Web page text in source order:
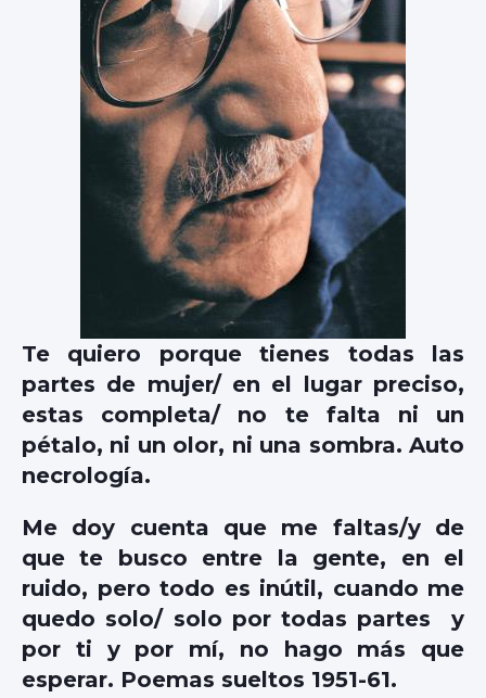
Te quiero porque tienes todas las
partes de mujer/ en el lugar preciso,
estas completa/ no te falta ni un
pétalo, ni un olor, ni una sombra. Auto
necrología.
Me doy cuenta que me faltas/y de
que te busco entre la gente, en el
ruido, pero todo es inútil, cuando me
quedo solo/ solo por todas partes y
por ti y por mí, no hago más que
esperar. Poemas sueltos 1951-61.